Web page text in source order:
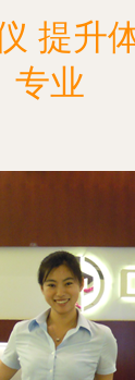
提升
专业